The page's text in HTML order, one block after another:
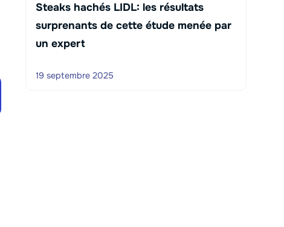
Steaks hachés LIDL: les résultats
surprenants de cette étude menée par
un expert
19 septembre 2025